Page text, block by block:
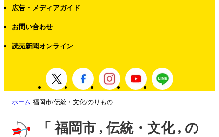
広告・メディアガイド
お問い合わせ
読売新聞オンライン
ホーム 福岡市/伝統・文化/のりもの
「 福岡市 , 伝統・文化 , の